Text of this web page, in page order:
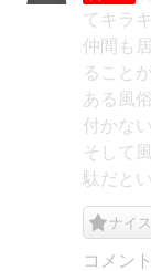
てキラ
仲間も
ること
ある風
付かな
そして
駄だと
ナイス
コメン